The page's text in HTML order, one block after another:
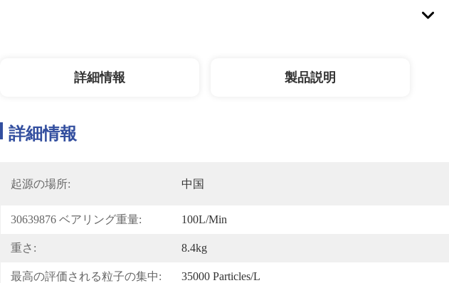
詳細情報 製品説明
詳細情報
起源の場所: 中国
30639876 ベアリング重量: 100L/min
重さ: 8.4kg
最高の評価される粒子の集中: 35000 Particles/L